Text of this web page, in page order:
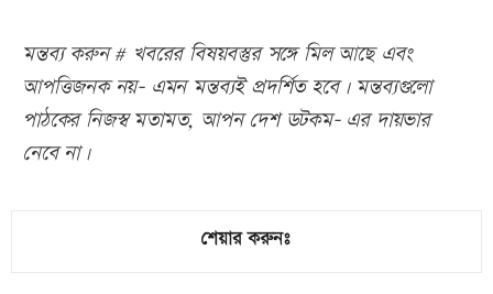
মন্তব্য করুন # খবরের বিষয়বস্তুর সঙ্গে মিল আছে এবং
আপত্তিজনক নয়- এমন মন্তব্যই প্রদর্শিত হবে। মন্তব্যগুলো
পাঠকের নিজস্ব মতামত, আপন দেশ ডটকম- এর দায়ভার
নেবে না।
শেয়ার করুনঃ